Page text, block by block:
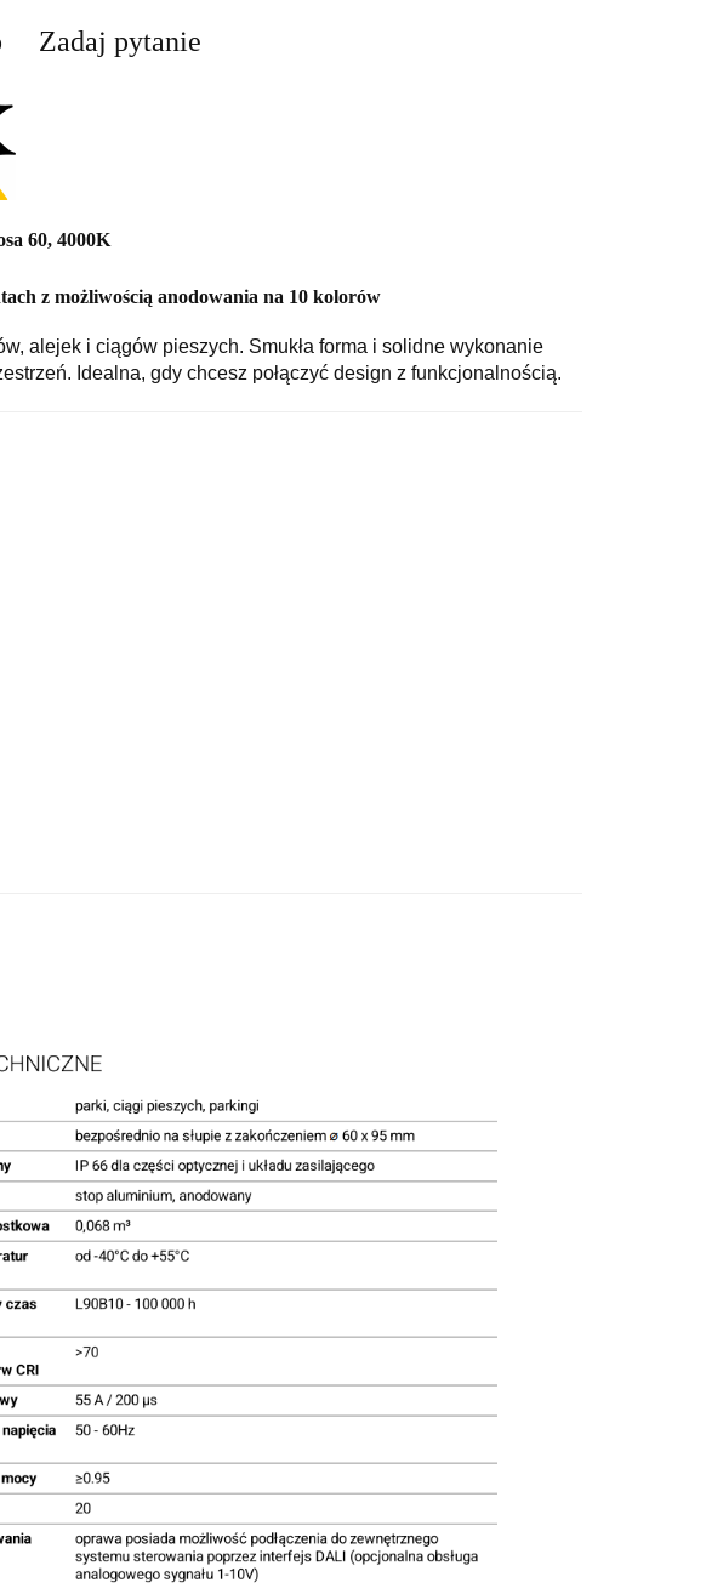
Zadaj pytanie
60, 4000K
z możliwością anodowania na 10 kolorów
alejek i ciągów pieszych. Smukła forma i solidne wykonanie
Idealna, gdy chcesz połączyć design z funkcjonalnością.